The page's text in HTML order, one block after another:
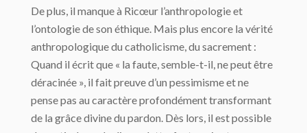
De plus, il manque à Ricœur l’anthropologie et
l’ontologie de son éthique. Mais plus encore la vérité
anthropologique du catholicisme, du sacrement :
Quand il écrit que « la faute, semble-t-il, ne peut être
déracinée », il fait preuve d’un pessimisme et ne
pense pas au caractère profondément transformant
de la grâce divine du pardon. Dès lors, il est possible